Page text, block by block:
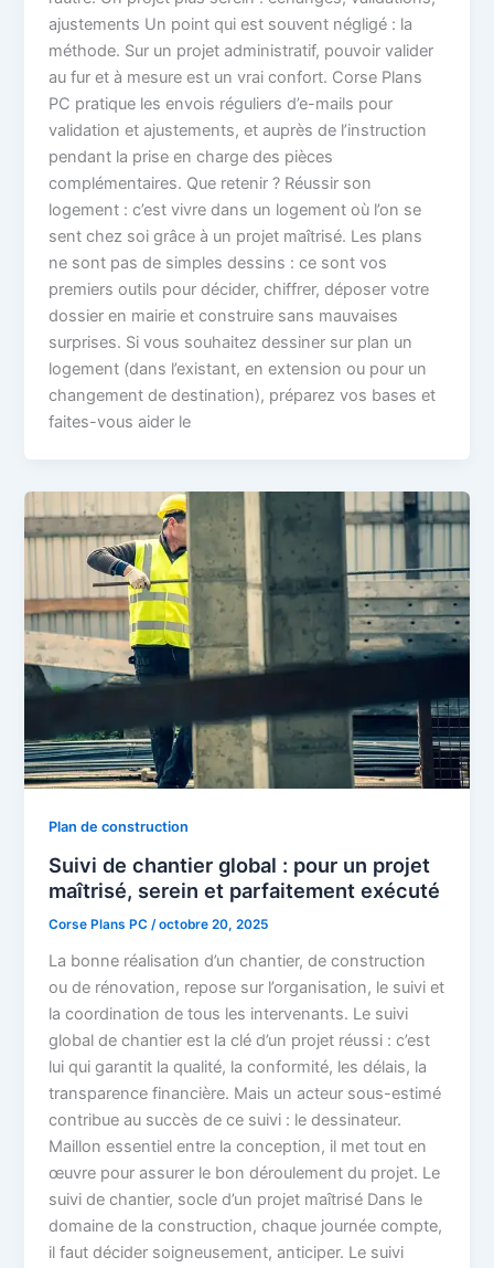
ajustements Un point qui est souvent négligé : la
méthode. Sur un projet administratif, pouvoir valider
au fur et à mesure est un vrai confort. Corse Plans
PC pratique les envois réguliers d’e-mails pour
validation et ajustements, et auprès de l’instruction
pendant la prise en charge des pièces
complémentaires. Que retenir ? Réussir son
logement : c’est vivre dans un logement où l’on se
sent chez soi grâce à un projet maîtrisé. Les plans
ne sont pas de simples dessins : ce sont vos
premiers outils pour décider, chiffrer, déposer votre
dossier en mairie et construire sans mauvaises
surprises. Si vous souhaitez dessiner sur plan un
logement (dans l’existant, en extension ou pour un
changement de destination), préparez vos bases et
faites-vous aider le
Plan de construction
Suivi de chantier global : pour un projet
maîtrisé, serein et parfaitement exécuté
Corse Plans PC/octobre 20, 2025
La bonne réalisation d’un chantier, de construction
ou de rénovation, repose sur l’organisation, le suivi et
la coordination de tous les intervenants. Le suivi
global de chantier est la clé d’un projet réussi : c’est
lui qui garantit la qualité, la conformité, les délais, la
transparence financière. Mais un acteur sous-estimé
contribue au succès de ce suivi : le dessinateur.
Maillon essentiel entre la conception, il met tout en
œuvre pour assurer le bon déroulement du projet. Le
suivi de chantier, socle d’un projet maîtrisé Dans le
domaine de la construction, chaque journée compte,
il faut décider soigneusement, anticiper. Le suivi